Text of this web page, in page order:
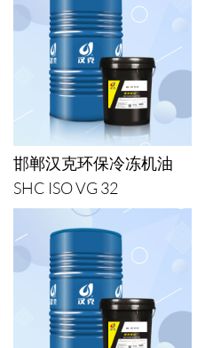
邯郸汉克环保冷冻机油
SHC ISO VG 32